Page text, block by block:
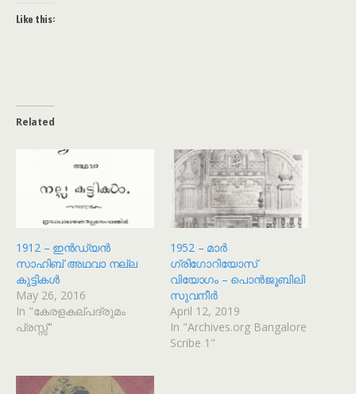
Like this:
Related
1912 – ഇൻഡ്യൻ
സാഹിബ് അഥവാ നല്ല
കുട്ടികൾ
May 26, 2016
In "കേരളകല്പദ്രുമം
പ്രസ്സ്"
1952 – മാർ
ഗ്രിഗോറിയോസ്
വിയോഗം – പൊൻജൂബിലി
സുവനീർ
April 12, 2019
In "Archives.org Bangalore
Scribe 1"